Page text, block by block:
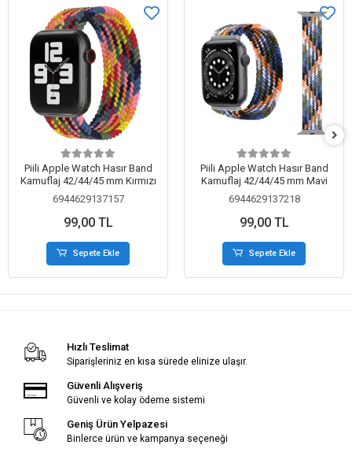
Piili Apple Watch Hasır Band
Kamuflaj 42/44/45 mm Kırmızı
6944629137157
99,00 TL
Sepete Ekle
Piili Apple Watch Hasır Band
Kamuflaj 42/44/45 mm Mavi
6944629137218
99,00 TL
Sepete Ekle
Hızlı Teslimat
Siparişleriniz en kısa sürede elinize ulaşır.
Güvenli Alışveriş
Güvenli ve kolay ödeme sistemi
Geniş Ürün Yelpazesi
Binlerce ürün ve kampanya seçeneği